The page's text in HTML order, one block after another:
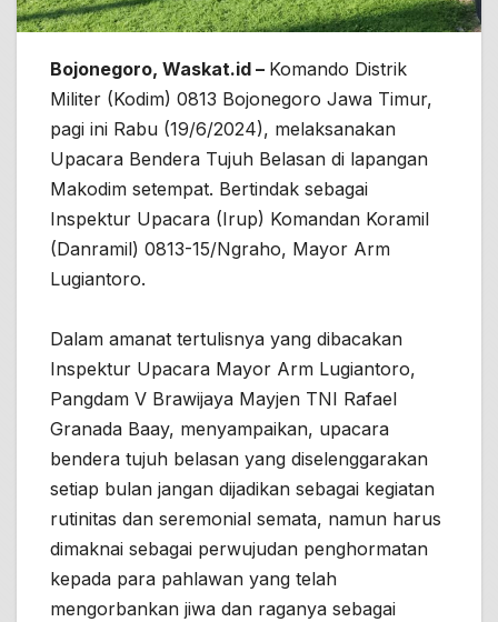
Bojonegoro, Waskat.id – Komando Distrik
Militer (Kodim) 0813 Bojonegoro Jawa Timur,
pagi ini Rabu (19/6/2024), melaksanakan
Upacara Bendera Tujuh Belasan di lapangan
Makodim setempat. Bertindak sebagai
Inspektur Upacara (Irup) Komandan Koramil
(Danramil) 0813-15/Ngraho, Mayor Arm
Lugiantoro.
Dalam amanat tertulisnya yang dibacakan
Inspektur Upacara Mayor Arm Lugiantoro,
Pangdam V Brawijaya Mayjen TNI Rafael
Granada Baay, menyampaikan, upacara
bendera tujuh belasan yang diselenggarakan
setiap bulan jangan dijadikan sebagai kegiatan
rutinitas dan seremonial semata, namun harus
dimaknai sebagai perwujudan penghormatan
kepada para pahlawan yang telah
mengorbankan jiwa dan raganya sebagai